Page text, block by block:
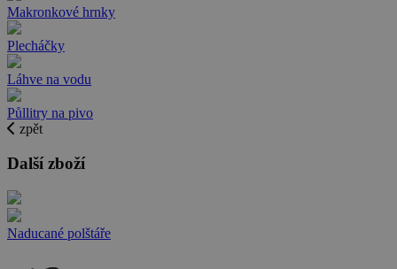
Makronkové hrnky
Plecháčky
Láhve na vodu
Půllitry na pivo
zpět
Další zboží
Naducané polštáře